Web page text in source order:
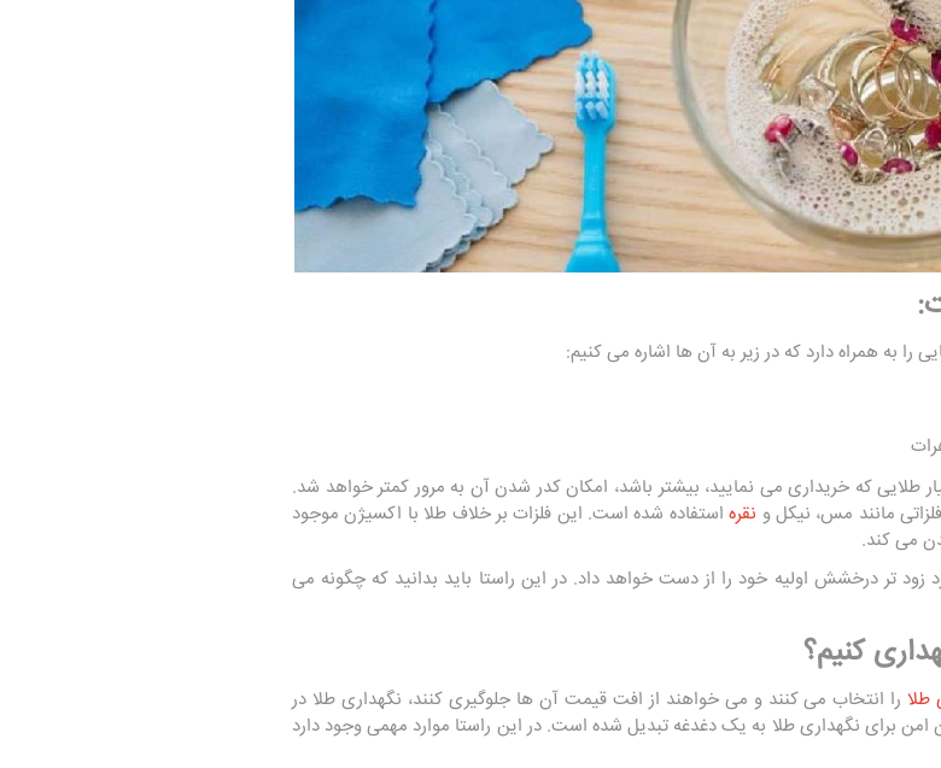
به همراه دارد که در زیر به آن ها اشاره می کنیم:
طلایی که خریداری می نمایید، بیشتر باشد، امکان کدر شدن آن به مرور کمتر خواهد شد.
مانند مس، نیکل و نقره استفاده شده است. این فلزات بر خلاف طلا با اکسیژن موجود
می کند.
تر درخشش اولیه خود را از دست خواهد داد. در این راستا باید بدانید که چگونه می
کنیم؟
طلا را انتخاب می کنند و می خواهند از افت قیمت آن ها جلوگیری کنند، نگهداری طلا در
برای نگهداری طلا به یک دغدغه تبدیل شده است. در این راستا موارد مهمی وجود دارد